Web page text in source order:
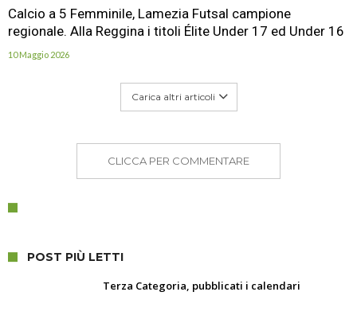
Calcio a 5 Femminile, Lamezia Futsal campione
regionale. Alla Reggina i titoli Élite Under 17 ed Under 16
10 Maggio 2026
Carica altri articoli
CLICCA PER COMMENTARE
POST PIÙ LETTI
Terza Categoria, pubblicati i calendari